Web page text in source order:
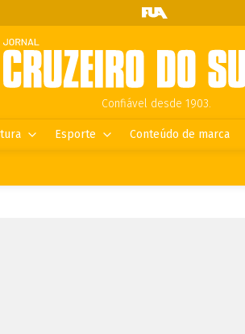
Confiável desde 1903.
Esporte Conteúdo de marca